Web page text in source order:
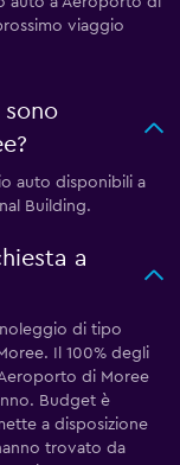
viaggio
auto disponibili a
Building.
a
noleggio di tipo
Il 100% degli
di Moree
Budget è
a disposizione
trovato da